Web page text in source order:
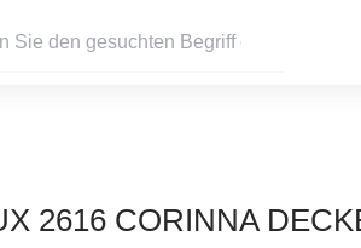
2616 CORINNA